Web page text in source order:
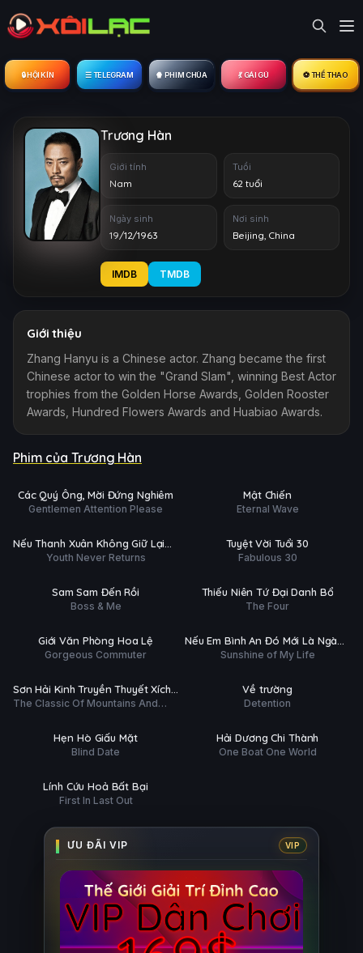
🔒︎ HỘI KÍN ☰ TELEGRAM 🍿 PHIM CHÙA 💃 GÁI GÚ ⚽ THỂ THAO
Trương Hàn
Giới tính
Nam
Tuổi
62 tuổi
Ngày sinh
19/12/1963
Nơi sinh
Beijing, China
IMDB TMDB
Giới thiệu
Zhang Hanyu is a Chinese actor. Zhang became the first
Chinese actor to win the "Grand Slam", winning Best Actor
trophies from the Golden Horse Awards, Golden Rooster
Awards, Hundred Flowers Awards and Huabiao Awards.
Phim của Trương Hàn
HD
tất (39/40)
Các Quý Ông, Mời Đứng Nghiêm
Gentlemen Attention Please
ĐỀ
Mật Chiến
Eternal Wave
HD
Lẻ
Nếu Thanh Xuân Không Giữ Lại
Youth Never Returns
MINH
Hoàn tất (76/76)
Tuyệt Vời Tuổi 30
Fabulous 30
tất (33/33)
Sam Sam Đến Rồi
Boss & Me
HDThiếu Niên Tứ Đại Danh Bổ
The Four
Giới Văn Phòng Hoa Lệ
Gorgeous Commuter
HD
T.MINH
Nếu Em Bình An Đó Mới Là Ngày
Đẹp TrờiSunshine of My Life
HD
Sơn Hải Kinh Truyền Thuyết Xích
Ảnh
The Classic Of Mountains And
ĐỀ
Về trường
Detention
tất (52/52)
Hẹn Hò Giấu Mặt
Blind Date
Hoàn tất (43/43)
Hải Dương Chi Thành
One Boat One World
Lính Cứu Hoả Bất Bại
First In Last Out